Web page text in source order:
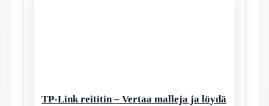
TP-Link reititin – Vertaa malleja ja löydä